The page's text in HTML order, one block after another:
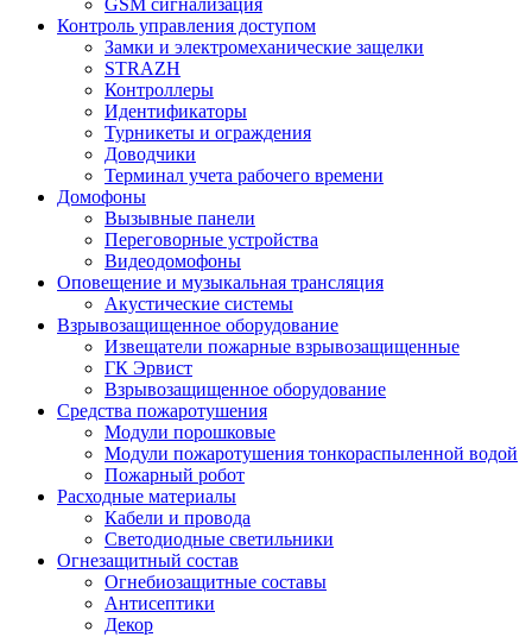
GSM сигнализация
Контроль управления доступом
Замки и электромеханические защелки
STRAZH
Контроллеры
Идентификаторы
Турникеты и ограждения
Доводчики
Терминал учета рабочего времени
Домофоны
Вызывные панели
Переговорные устройства
Видеодомофоны
Оповещение и музыкальная трансляция
Акустические системы
Взрывозащищенное оборудование
Извещатели пожарные взрывозащищенные
ГК Эрвист
Взрывозащищенное оборудование
Средства пожаротушения
Модули порошковые
Модули пожаротушения тонкораспыленной водой
Пожарный робот
Расходные материалы
Кабели и провода
Светодиодные светильники
Огнезащитный состав
Огнебиозащитные составы
Антисептики
Декор